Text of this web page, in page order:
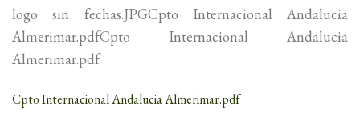
logo sin fechas.JPGCpto Internacional Andalucia
Almerimar.pdfCpto Internacional Andalucia
Almerimar.pdf
Cpto Internacional Andalucia Almerimar.pdf